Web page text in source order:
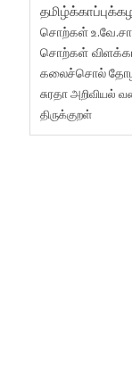
சொற்கள்
சொற்கள்
கலைச்சொல்
சுரதாஅறிவியல்
திருக்குறள்